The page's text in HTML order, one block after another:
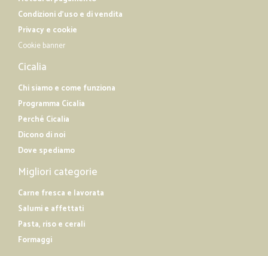
Condizioni d'uso e di vendita
Privacy e cookie
Cookie banner
Cicalia
Chi siamo e come funziona
Programma Cicalia
Perché Cicalia
Dicono di noi
Dove spediamo
Migliori categorie
Carne fresca e lavorata
Salumi e affettati
Pasta, riso e cerali
Formaggi